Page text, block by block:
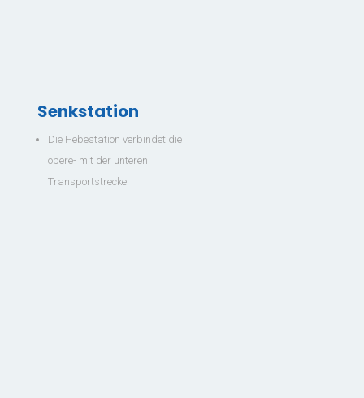
Senkstation
Die Hebestation verbindet die
obere- mit der unteren
Transportstrecke.